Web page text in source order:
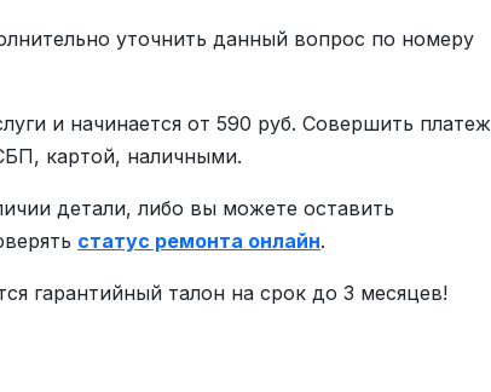
уточнить данный вопрос по номеру
и начинается от 590 руб. Совершить платеж
картой, наличными.
детали, либо вы можете оставить
статус ремонта онлайн.
гарантийный талон на срок до 3 месяцев!